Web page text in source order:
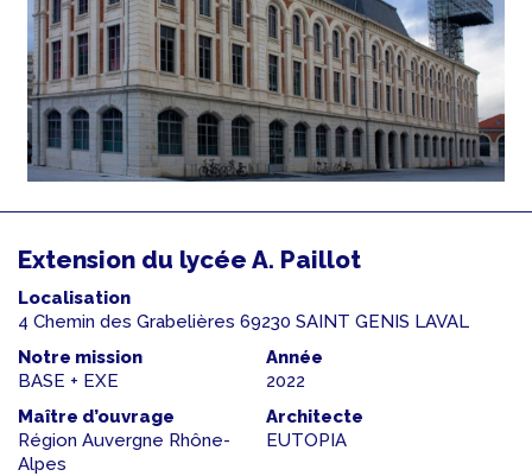
Extension du lycée A. Paillot
Localisation
4 Chemin des Grabelières 69230 SAINT GENIS LAVAL
Notre mission
BASE + EXE
Année
2022
Maître d’ouvrage
Région Auvergne Rhône-
Alpes
Architecte
EUTOPIA